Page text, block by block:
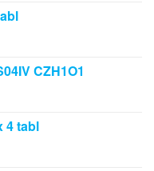
CZH1O1
4 tabl